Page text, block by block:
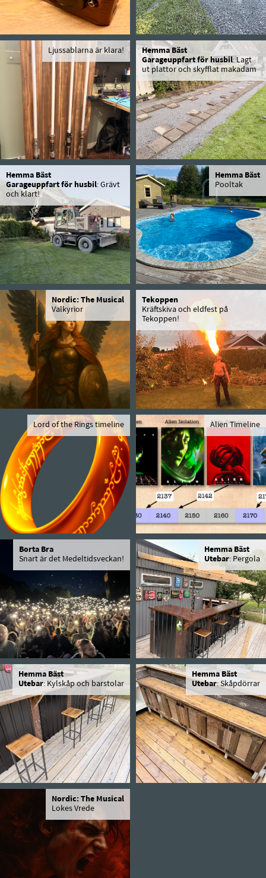
Ljussablarna är klara!
Hemma Bäst
Garageuppfart för husbil: Lagt
ut plattor och skyfflat makadam
Hemma Bäst
Garageuppfart för husbil: Grävt
och klart!
Hemma Bäst
Pooltak
Nordic: The Musical
Valkyrior
Tekoppen
Kräftskiva och eldfest på
Tekoppen!
Lord of the Rings timeline Alien Timeline
Borta Bra
Snart är det Medeltidsveckan!
Hemma Bäst
Utebar: Pergola
Hemma Bäst
Utebar: Kylskåp och barstolar
Hemma Bäst
Utebar: Skåpdörrar
Nordic: The Musical
Lokes Vrede